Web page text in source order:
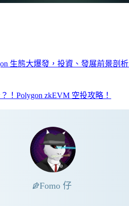
生態大爆發，投資、發展前景剖
！Polygon zkEVM 空投攻略！
Fomo 仔